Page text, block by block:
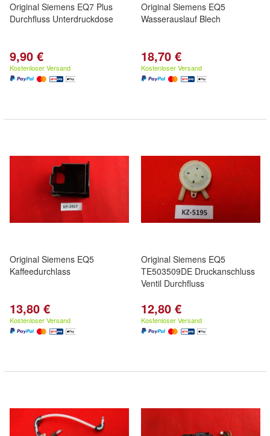
Original Siemens EQ7 Plus
Durchfluss Unterdruckdose
9,90 €
Kostenloser Versand
Original Siemens EQ5
Wasserauslauf Blech
18,70 €
Kostenloser Versand
Original Siemens EQ5
Kaffeedurchlass
13,80 €
Kostenloser Versand
Original Siemens EQ5
TE503509DE Druckanschluss
Ventil Durchfluss
12,80 €
Kostenloser Versand